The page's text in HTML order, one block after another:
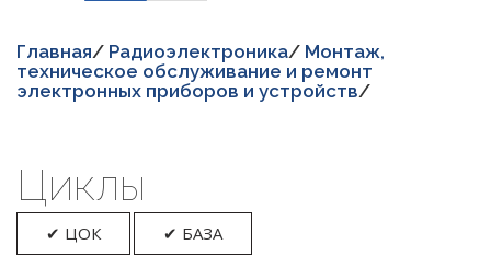
Главная/ Радиоэлектроника/ Монтаж,
техническое обслуживание и ремонт
электронных приборов и устройств/
Циклы
✔ ЦОК
✔ БАЗА